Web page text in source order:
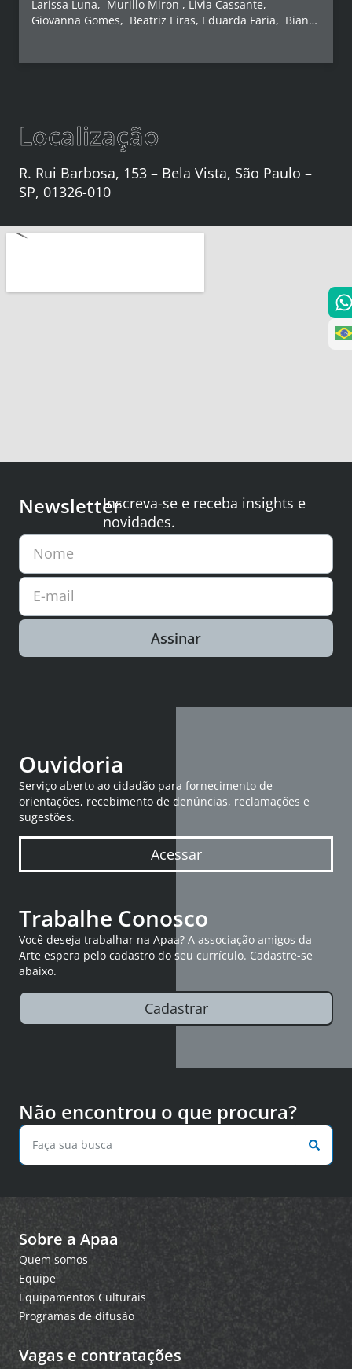
Larissa Luna, Murillo Miron , Livia Cassante,
Giovanna Gomes, Beatriz Eiras, Eduarda Faria, Bianca
Matheus Felix, Yohann Buragosque, Matheus Pino e
Localização
R. Rui Barbosa, 153 – Bela Vista, São Paulo –
SP, 01326-010
NewsletterInscreva-se e receba insights e
novidades.
Nome
E-mail
Assinar
Ouvidoria
Serviço aberto ao cidadão para fornecimento de
orientações, recebimento de denúncias, reclamações e
sugestões.
Acessar
Trabalhe Conosco
Você deseja trabalhar na Apaa? A associação amigos da
Arte espera pelo cadastro do seu currículo. Cadastre-se
abaixo.
Cadastrar
Não encontrou o que procura?
Sobre a Apaa
Quem somos
Equipe
Equipamentos Culturais
Programas de difusão
Vagas e contratações